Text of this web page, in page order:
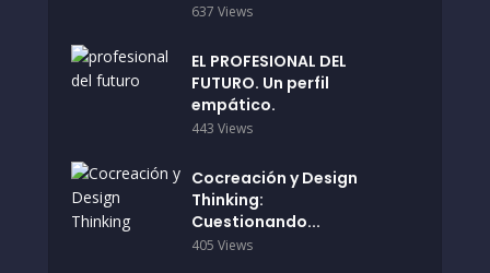
637 Views
EL PROFESIONAL DEL
FUTURO. Un perfil
empático.
443 Views
Cocreación y Design
Thinking:
Cuestionando...
405 Views